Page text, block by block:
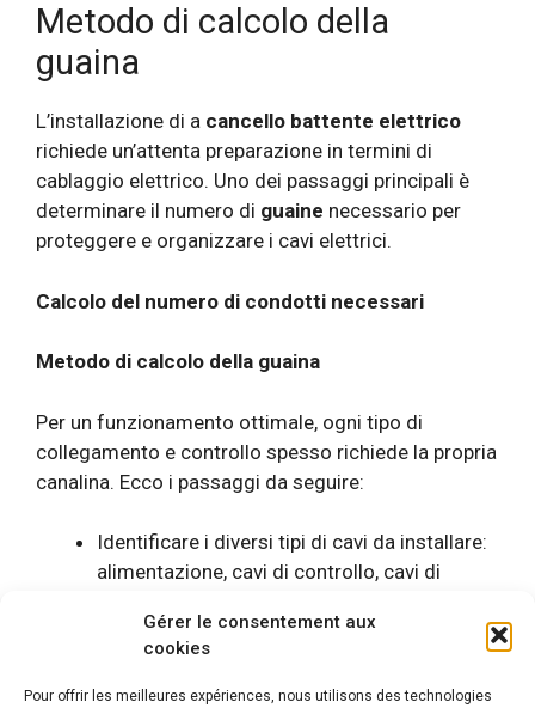
Gérer le consentement aux
cookies
Pour offrir les meilleures expériences, nous utilisons des technologies
Metodo di calcolo della
guaina
L’installazione di a cancello battente elettrico
richiede un’attenta preparazione in termini di
cablaggio elettrico. Uno dei passaggi principali è
determinare il numero di guaine necessario per
proteggere e organizzare i cavi elettrici.
Calcolo del numero di condotti necessari
Metodo di calcolo della guaina
Per un funzionamento ottimale, ogni tipo di
collegamento e controllo spesso richiede la propria
canalina. Ecco i passaggi da seguire:
Identificare i diversi tipi di cavi da installare:
alimentazione, cavi di controllo, cavi di
Determinare la lunghezza dei cavi necessari,
tenendo conto del percorso più sicuro e
meno esposto ad attacchi meccanici